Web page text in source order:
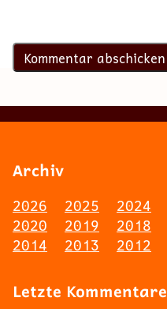
Archiv
2026 2025 2024
2020
2019 2018
2014
2013 2012
Letzte Kommentare